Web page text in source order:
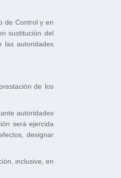
de Control y en
sustitución del
las autoridades
de los
autoridades
será ejercida
designar
inclusive, en